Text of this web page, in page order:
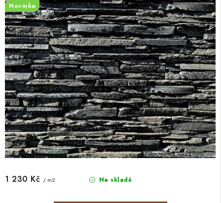
Novinka
Na skladě
1 230 Kč / m2